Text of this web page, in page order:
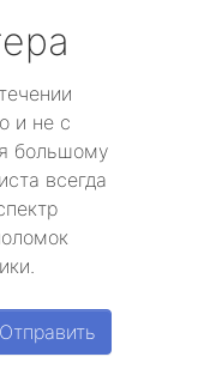
и не с
большому
всегда
Отправить